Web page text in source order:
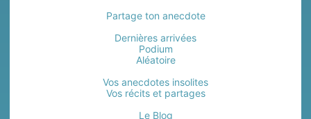
Partage ton anecdote
Dernières arrivées
Podium
Aléatoire
Vos anecdotes insolites
Vos récits et partages
Le Blog